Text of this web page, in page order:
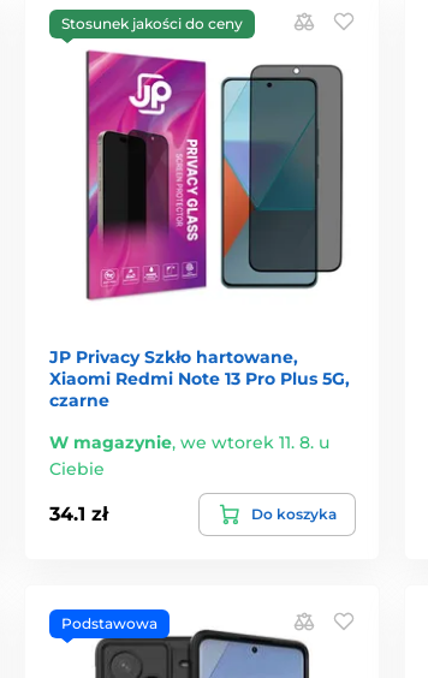
Stosunek jakości do ceny
JP Privacy Szkło hartowane,
Xiaomi Redmi Note 13 Pro Plus 5G,
czarne
W magazynie, we wtorek 11. 8. u
Ciebie
34.1 zł Do koszyka
Podstawowa